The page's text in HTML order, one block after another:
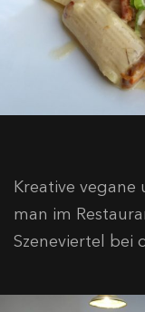
Kreative vegane
man im
Szeneviertel bei